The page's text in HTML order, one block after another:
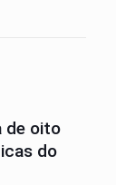
de oito
do